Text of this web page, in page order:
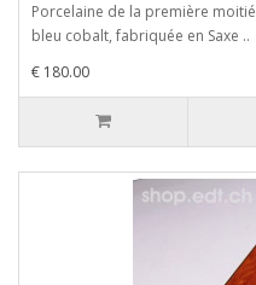
Porcelaine de la première
bleu cobalt, fabriquée en Saxe ..
€ 180.00